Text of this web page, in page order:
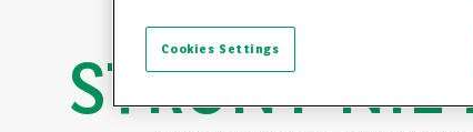
STRONY
Cookies Settings